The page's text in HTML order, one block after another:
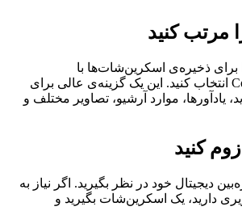
مرتب کنید
برای ذخیره‌ی اسکرین‌شاتها با
انتخاب کنید. این یک گزینه‌ی عالی برای
یادآورها، موارد آرشیو، تصاویر مختلف و
کنید
دیجیتال خود در نظر بگیرید. اگر نیاز به
دارید، یک اسکرین‌شات بگیرید و